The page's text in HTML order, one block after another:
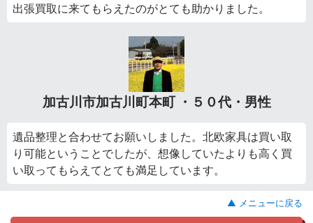
出張買取に来てもらえたのがとても助かりました。
加古川市加古川町本町 ・５０代・男性
遺品整理と合わせてお願いしました。北欧家具は買い取
り可能ということでしたが、想像していたよりも高く買
い取ってもらえてとても満足しています。
▲ メニューに戻る